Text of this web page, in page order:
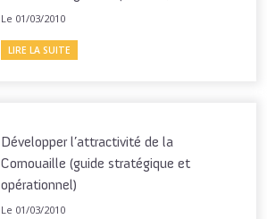
Le 01/03/2010
LIRE LA SUITE
Développer l’attractivité de la
Cornouaille (guide stratégique et
opérationnel)
Le 01/03/2010